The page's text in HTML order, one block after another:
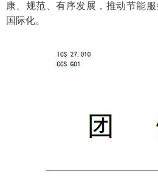
康、规范、有序发展，推动节能服
国际化。